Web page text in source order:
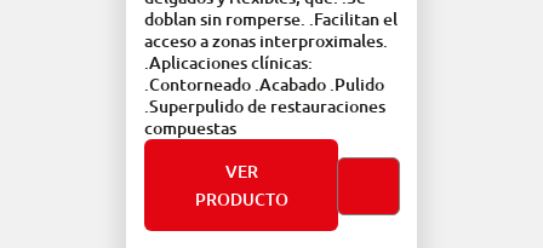
doblan sin romperse. .Facilitan el
acceso a zonas interproximales.
.Aplicaciones clínicas:
.Contorneado .Acabado .Pulido
.Superpulido de restauraciones
compuestas
VER
PRODUCTO